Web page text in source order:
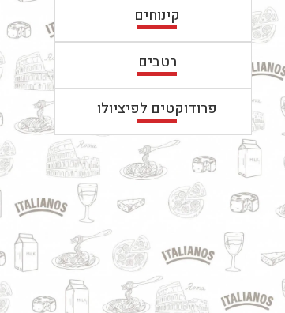
קינוחים
רטבים
פרודוקטים לפיציולו